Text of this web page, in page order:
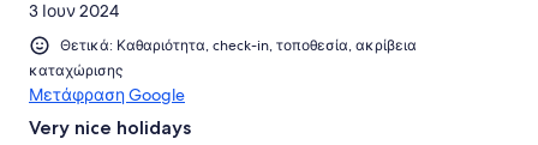
3 Ιουν 2024
Θετικά: Καθαριότητα, check-in, τοποθεσία, ακρίβεια
καταχώρισης
Μετάφραση Google
Very nice holidays